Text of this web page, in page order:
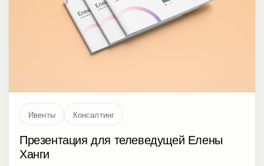
Ивенты Консалтинг
Презентация для телеведущей Елены
Ханги